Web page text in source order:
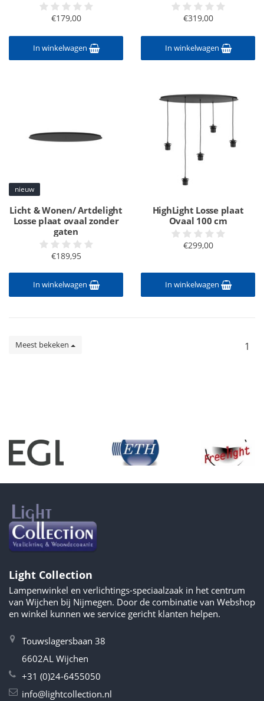
€179,00
In winkelwagen
€319,00
In winkelwagen
nieuw
Licht & Wonen/ Artdelight
Losse plaat ovaal zonder
gaten
€189,95
In winkelwagen
HighLight Losse plaat
Ovaal 100 cm
€299,00
In winkelwagen
Meest bekeken 1
Light Collection
Lampenwinkel en verlichtings-speciaalzaak in het centrum
van Wijchen bij Nijmegen. Door de combinatie van Webshop
en winkel kunnen we service gericht klanten helpen.
Touwslagersbaan 38
6602AL Wijchen
+31 (0)24-6455050
info@lightcollection.nl